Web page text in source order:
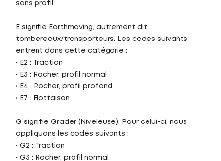
sans profil.
E signifie Earthmoving, autrement dit
tombereaux/transporteurs. Les codes suivants
entrent dans cette catégorie :
• E2 : Traction
• E3 : Rocher, profil normal
• E4 : Rocher, profil profond
• E7 : Flottaison
G signifie Grader (Niveleuse). Pour celui-ci, nous
appliquons les codes suivants :
• G2 : Traction
• G3 : Rocher, profil normal